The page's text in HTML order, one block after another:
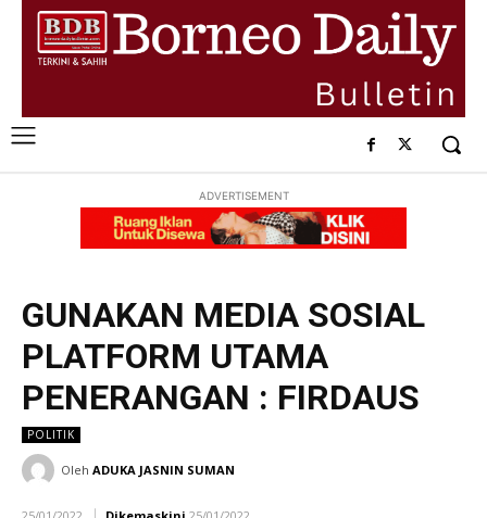
ADVERTISEMENT
GUNAKAN MEDIA SOSIAL
PLATFORM UTAMA
PENERANGAN : FIRDAUS
POLITIK
Oleh ADUKA JASNIN SUMAN